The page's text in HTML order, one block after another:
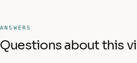
ANSWERS
Questions about this